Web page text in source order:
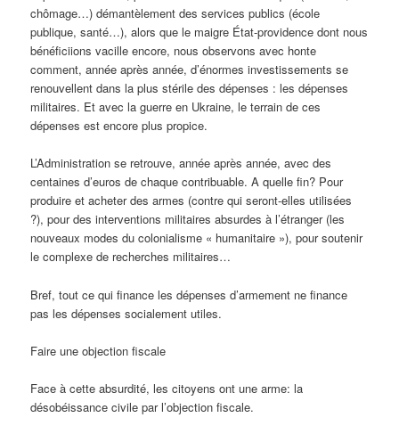
chômage…) démantèlement des services publics (école
publique, santé…), alors que le maigre État-providence dont nous
bénéficiions vacille encore, nous observons avec honte
comment, année après année, d’énormes investissements se
renouvellent dans la plus stérile des dépenses : les dépenses
militaires. Et avec la guerre en Ukraine, le terrain de ces
dépenses est encore plus propice.
L’Administration se retrouve, année après année, avec des
centaines d’euros de chaque contribuable. A quelle fin? Pour
produire et acheter des armes (contre qui seront-elles utilisées
?), pour des interventions militaires absurdes à l’étranger (les
nouveaux modes du colonialisme « humanitaire »), pour soutenir
le complexe de recherches militaires…
Bref, tout ce qui finance les dépenses d’armement ne finance
pas les dépenses socialement utiles.
Faire une objection fiscale
Face à cette absurdité, les citoyens ont une arme: la
désobéissance civile par l’objection fiscale.